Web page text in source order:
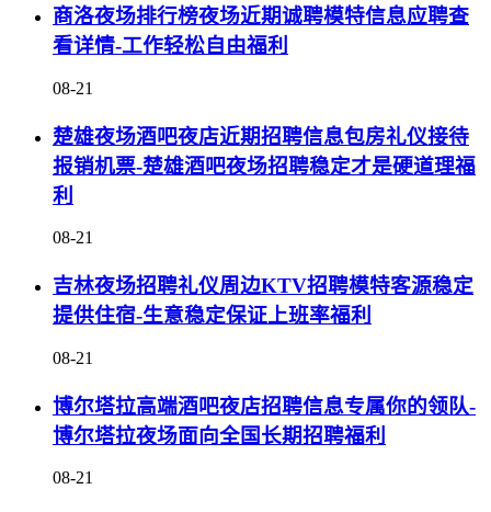
商洛夜场排行榜夜场近期诚聘模特信息应聘查
看详情-工作轻松自由福利
08-21
楚雄夜场酒吧夜店近期招聘信息包房礼仪接待
报销机票-楚雄酒吧夜场招聘稳定才是硬道理福
利
08-21
吉林夜场招聘礼仪周边KTV招聘模特客源稳定
提供住宿-生意稳定保证上班率福利
08-21
博尔塔拉高端酒吧夜店招聘信息专属你的领队-
博尔塔拉夜场面向全国长期招聘福利
08-21